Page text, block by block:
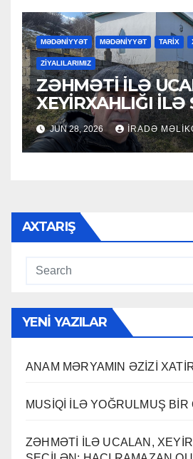
MƏDƏNİYYƏT MƏDƏNİYYƏT TARİX
ZİYALILARIMIZ
ZƏHMƏTİ İLƏ
XEYİRXAHLIĞI İLƏ
HACI RAMAZAN
JUN 28, 2026 İRADƏ
AXTARIŞ
YENI YAZILAR
ANAM MƏRYAMIN ƏZİZİ
MUSİQİ İLƏ YOĞRULMUŞ BİR
ZƏHMƏTİ İLƏ UCALAN,